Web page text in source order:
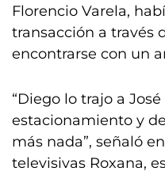
Florencio Varela,
transacción a través
encontrarse con un
“Diego lo trajo a
estacionamiento y
más nada”, señaló
televisivas Roxana,